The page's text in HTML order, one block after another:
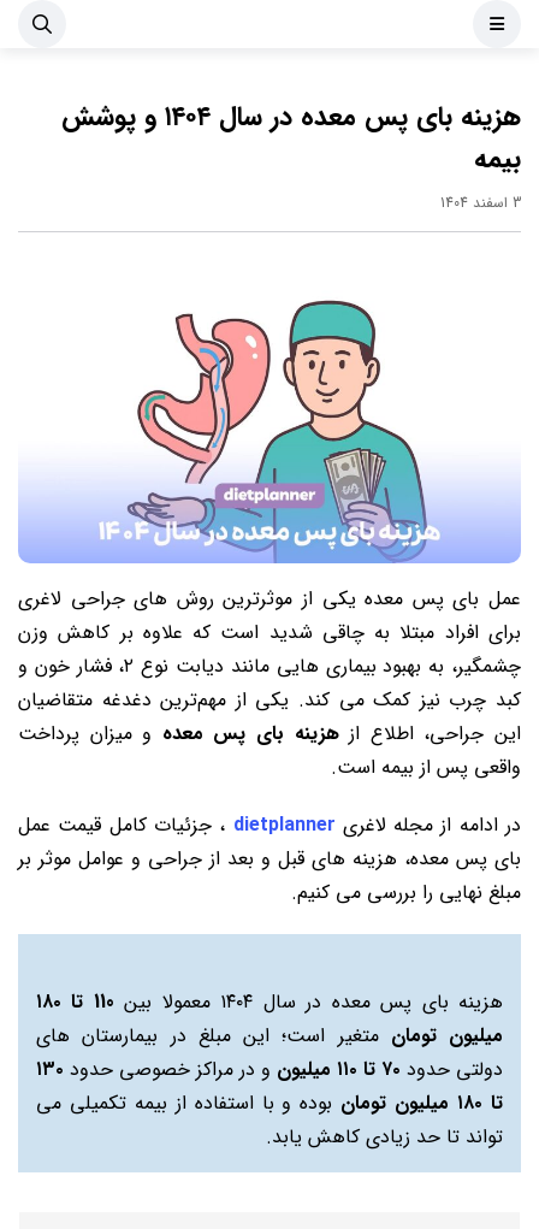
هزینه بای پس معده در سال ۱۴۰۴ و پوشش
بیمه
3 اسفند 1404
عمل بای پس معده یکی از موثرترین روش های جراحی لاغری
برای افراد مبتلا به چاقی شدید است که علاوه بر کاهش وزن
چشمگیر، به بهبود بیماری هایی مانند دیابت نوع ۲، فشار خون و
کبد چرب نیز کمک می کند. یکی از مهم‌ترین دغدغه متقاضیان
این جراحی، اطلاع ازهزینه بای پس معده و میزان پرداخت
واقعی پس از بیمه است.
در ادامه از مجله لاغری dietplanner ، جزئیات کامل قیمت عمل
بای پس معده، هزینه های قبل و بعد از جراحی و عوامل موثر بر
مبلغ نهایی را بررسی می کنیم.
هزینه بای پس معده در سال ۱۴۰۴ معمولا بین
110 تا ۱۸۰
میلیون تومان متغیر است؛ این مبلغ در بیمارستان های
دولتی حدود ۷۰ تا ۱۱۰ میلیون و در مراکز خصوصی حدود ۱۳۰
تا ۱۸۰ میلیون تومان
بوده و با استفاده از بیمه تکمیلی می
تواند تا حد زیادی کاهش یابد.